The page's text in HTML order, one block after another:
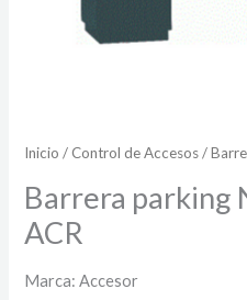
Inicio / Control de Accesos/
Barrera parking
ACR
Marca: Accesor